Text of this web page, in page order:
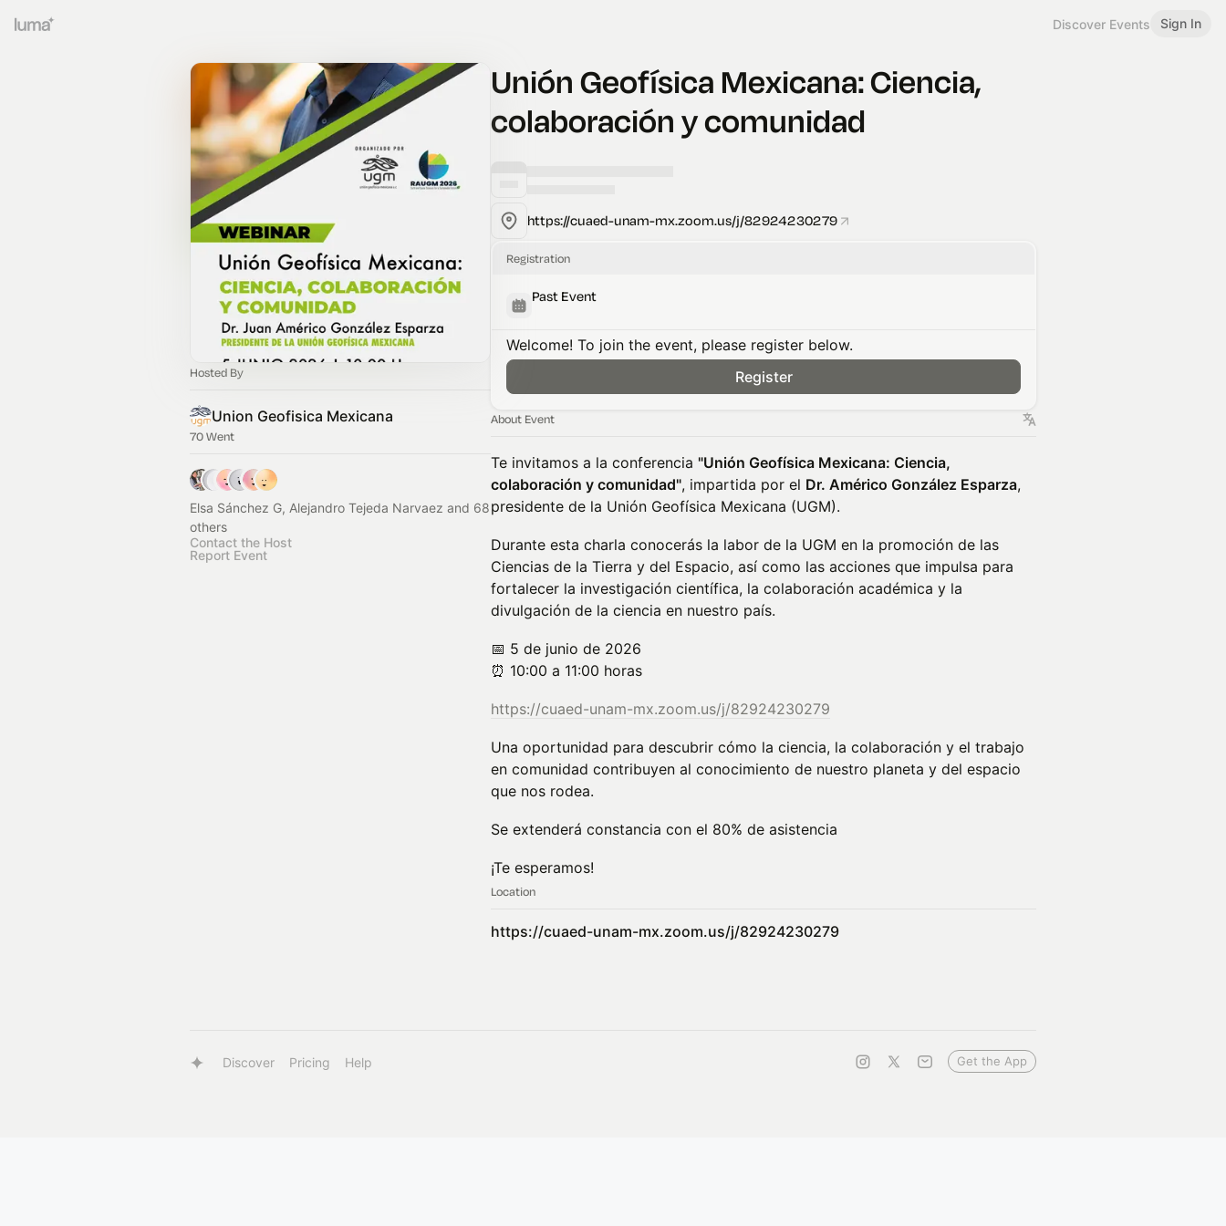
Discover Events Sign In
Hosted By
Union Geofisica Mexicana
70 Went
Elsa Sánchez G, Alejandro Tejeda Narvaez and 68
others
Contact the Host
Report Event
Unión Geofísica Mexicana: Ciencia,
colaboración y comunidad
https://cuaed-unam-mx.zoom.us/j/82924230279
Registration
Past Event
Welcome! To join the event, please register below.
Register
About Event
Te invitamos a la conferencia "Unión Geofísica Mexicana: Ciencia,
colaboración y comunidad", impartida por el Dr. Américo González Esparza,
presidente de la Unión Geofísica Mexicana (UGM).
Durante esta charla conocerás la labor de la UGM en la promoción de las
Ciencias de la Tierra y del Espacio, así como las acciones que impulsa para
fortalecer la investigación científica, la colaboración académica y la
divulgación de la ciencia en nuestro país.
📅 5 de junio de 2026
⏰ 10:00 a 11:00 horas
https://cuaed-unam-mx.zoom.us/j/82924230279
Una oportunidad para descubrir cómo la ciencia, la colaboración y el trabajo
en comunidad contribuyen al conocimiento de nuestro planeta y del espacio
que nos rodea.
Se extenderá constancia con el 80% de asistencia
¡Te esperamos!
Location
https://cuaed-unam-mx.zoom.us/j/82924230279
Discover Pricing Help Get the App